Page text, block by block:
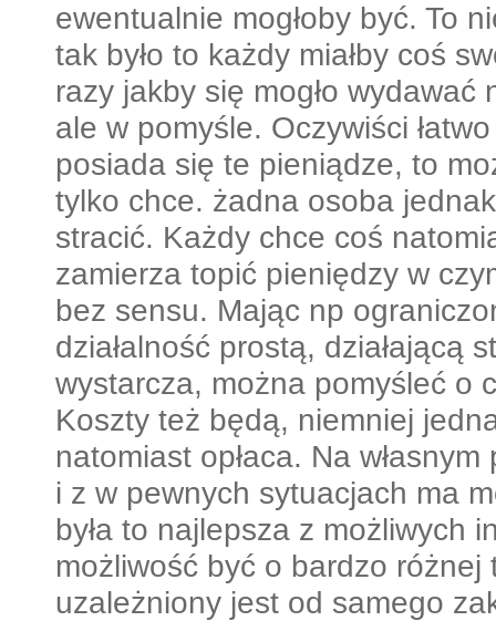
ewentualnie mogłoby być. To
tak było to każdy miałby coś
razy jakby się mogło
ale w pomyśle. Oczywiści
posiada się te pieniądze, to
tylko chce. żadna osoba
stracić. Każdy chce coś
zamierza topić pieniędzy w
bez sensu. Mając np
działalność prostą, działającą
wystarcza, można pomyśleć o
Koszty też będą, niemniej
natomiast opłaca. Na
i z w pewnych sytuacjach ma
była to najlepsza z możliwych
możliwość być o bardzo różnej
uzależniony jest od samego